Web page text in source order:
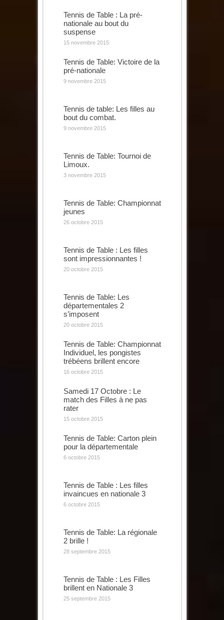
Tennis de Table : La pré-
nationale au bout du
suspense
15 novembre 2015
Tennis de Table: Victoire de la
pré-nationale
9 novembre 2015
Tennis de table: Les filles au
bout du combat.
9 novembre 2015
Tennis de Table: Tournoi de
Limoux.
3 novembre 2015
Tennis de Table: Championnat
jeunes
26 octobre 2015
Tennis de Table : Les filles
sont impressionnantes !
20 octobre 2015
Tennis de Table: Les
départementales 2
s’imposent
20 octobre 2015
Tennis de Table: Championnat
Individuel, les pongistes
trébéens brillent encore
16 octobre 2015
Samedi 17 Octobre : Le
match des Filles à ne pas
rater
15 octobre 2015
Tennis de Table: Carton plein
pour la départementale
6 octobre 2015
Tennis de Table : Les filles
invaincues en nationale 3
6 octobre 2015
Tennis de Table: La régionale
2 brille !
28 septembre 2015
Tennis de Table : Les Filles
brillent en Nationale 3
25 septembre 2015